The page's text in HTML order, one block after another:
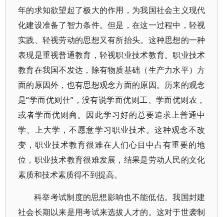
年的求知欲望起了极大的作用，为我国社会主义现代
化建设准备了智力条件。但是，在这一过程中，轻视
实践、轻视劳动的思想又有所抬头。这种思想的一种
表现是重视普通教育，轻视职业技术教育。职业技术
教育在我国不发达，除有物质基础（生产力水平）方
面的原因外，也有思想观念方面的原因。历来的观念
是“学而优则仕”，没有说学而优则工、学而优则农，
或者学而优则商。因此学习好的总要追求上普通中
学、上大学，不愿意学习职业技术。这种观念不改
变，职业技术教育很难在人们心目中占有重要的地
位，职业技术教育很难发展，结果是劳动人民的文化
素质和技术素质得不到提高。
科举考试制度的思想影响也不能低估。我国封建
社会长期以来是用考试来选拔人才的。这对于世袭制